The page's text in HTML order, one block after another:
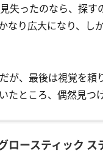
失ったのなら、探
り広大になり、し
が、最後は視覚を
たところ、偶然見つ
ロースティック